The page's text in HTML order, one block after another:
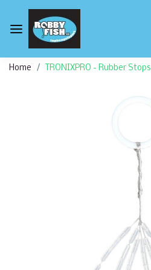
Home TRONIXPRO - Rubber Stops